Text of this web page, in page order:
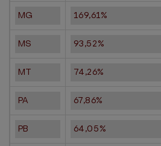
MG 169,61%
MS 93,52%
MT 74,26%
PA 67,86%
PB 64,05%